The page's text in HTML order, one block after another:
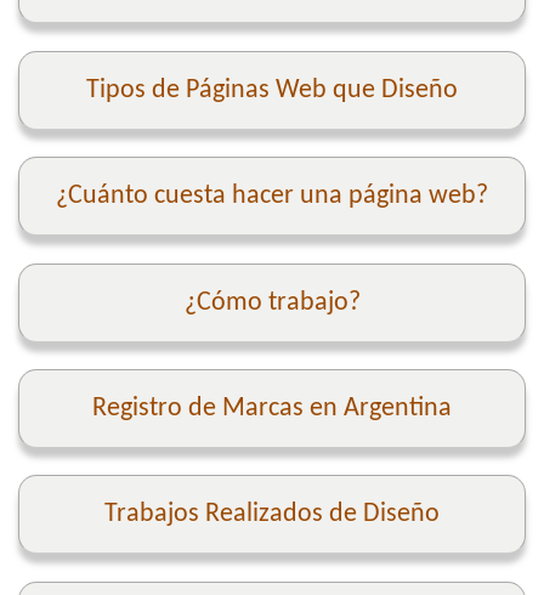
Tipos de Páginas Web que Diseño
¿Cuánto cuesta hacer una página web?
¿Cómo trabajo?
Registro de Marcas en Argentina
Trabajos Realizados de Diseño